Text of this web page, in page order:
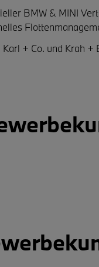
BMW & MINI
Karl + Co. und Krah +